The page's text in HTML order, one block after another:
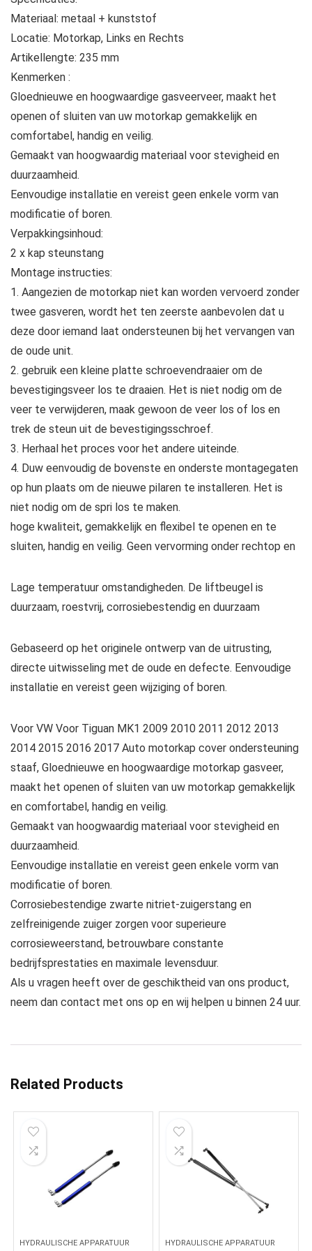
Materiaal: metaal + kunststof
Locatie: Motorkap, Links en Rechts
Artikellengte: 235 mm
Kenmerken :
Gloednieuwe en hoogwaardige gasveerveer, maakt het
openen of sluiten van uw motorkap gemakkelijk en
comfortabel, handig en veilig.
Gemaakt van hoogwaardig materiaal voor stevigheid en
duurzaamheid.
Eenvoudige installatie en vereist geen enkele vorm van
modificatie of boren.
Verpakkingsinhoud:
2 x kap steunstang
Montage instructies:
1. Aangezien de motorkap niet kan worden vervoerd zonder
twee gasveren, wordt het ten zeerste aanbevolen dat u
deze door iemand laat ondersteunen bij het vervangen van
de oude unit.
2. gebruik een kleine platte schroevendraaier om de
bevestigingsveer los te draaien. Het is niet nodig om de
veer te verwijderen, maak gewoon de veer los of los en
trek de steun uit de bevestigingsschroef.
3. Herhaal het proces voor het andere uiteinde.
4. Duw eenvoudig de bovenste en onderste montagegaten
op hun plaats om de nieuwe pilaren te installeren. Het is
niet nodig om de spri los te maken.
hoge kwaliteit, gemakkelijk en flexibel te openen en te
sluiten, handig en veilig. Geen vervorming onder rechtop en
Lage temperatuur omstandigheden. De liftbeugel is
duurzaam, roestvrij, corrosiebestendig en duurzaam
Gebaseerd op het originele ontwerp van de uitrusting,
directe uitwisseling met de oude en defecte. Eenvoudige
installatie en vereist geen wijziging of boren.
Voor VW Voor Tiguan MK1 2009 2010 2011 2012 2013
2014 2015 2016 2017 Auto motorkap cover ondersteuning
staaf, Gloednieuwe en hoogwaardige motorkap gasveer,
maakt het openen of sluiten van uw motorkap gemakkelijk
en comfortabel, handig en veilig.
Gemaakt van hoogwaardig materiaal voor stevigheid en
duurzaamheid.
Eenvoudige installatie en vereist geen enkele vorm van
modificatie of boren.
Corrosiebestendige zwarte nitriet-zuigerstang en
zelfreinigende zuiger zorgen voor superieure
corrosieweerstand, betrouwbare constante
bedrijfsprestaties en maximale levensduur.
Als u vragen heeft over de geschiktheid van ons product,
neem dan contact met ons op en wij helpen u binnen 24 uur.
Related Products
HYDRAULISCHE APPARATUUR HYDRAULISCHE APPARATUUR